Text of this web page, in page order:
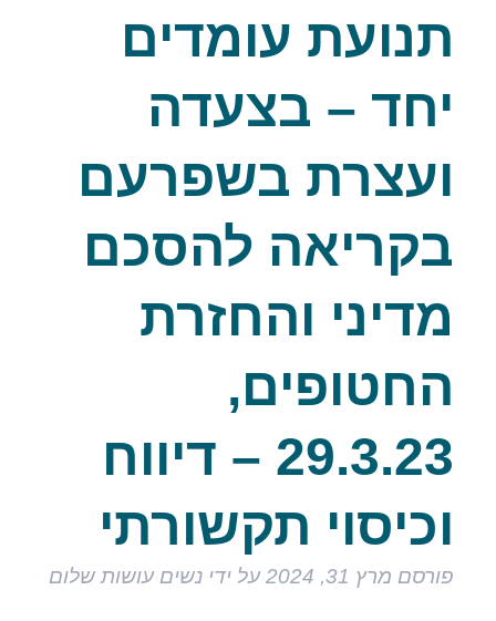
תנועת עומדים
יחד – בצעדה
ועצרת בשפרעם
בקריאה להסכם
מדיני והחזרת
החטופים,
29.3.23 – דיווח
וכיסוי תקשורתי
פורסם מרץ 31, 2024 על ידי נשים עושות שלום